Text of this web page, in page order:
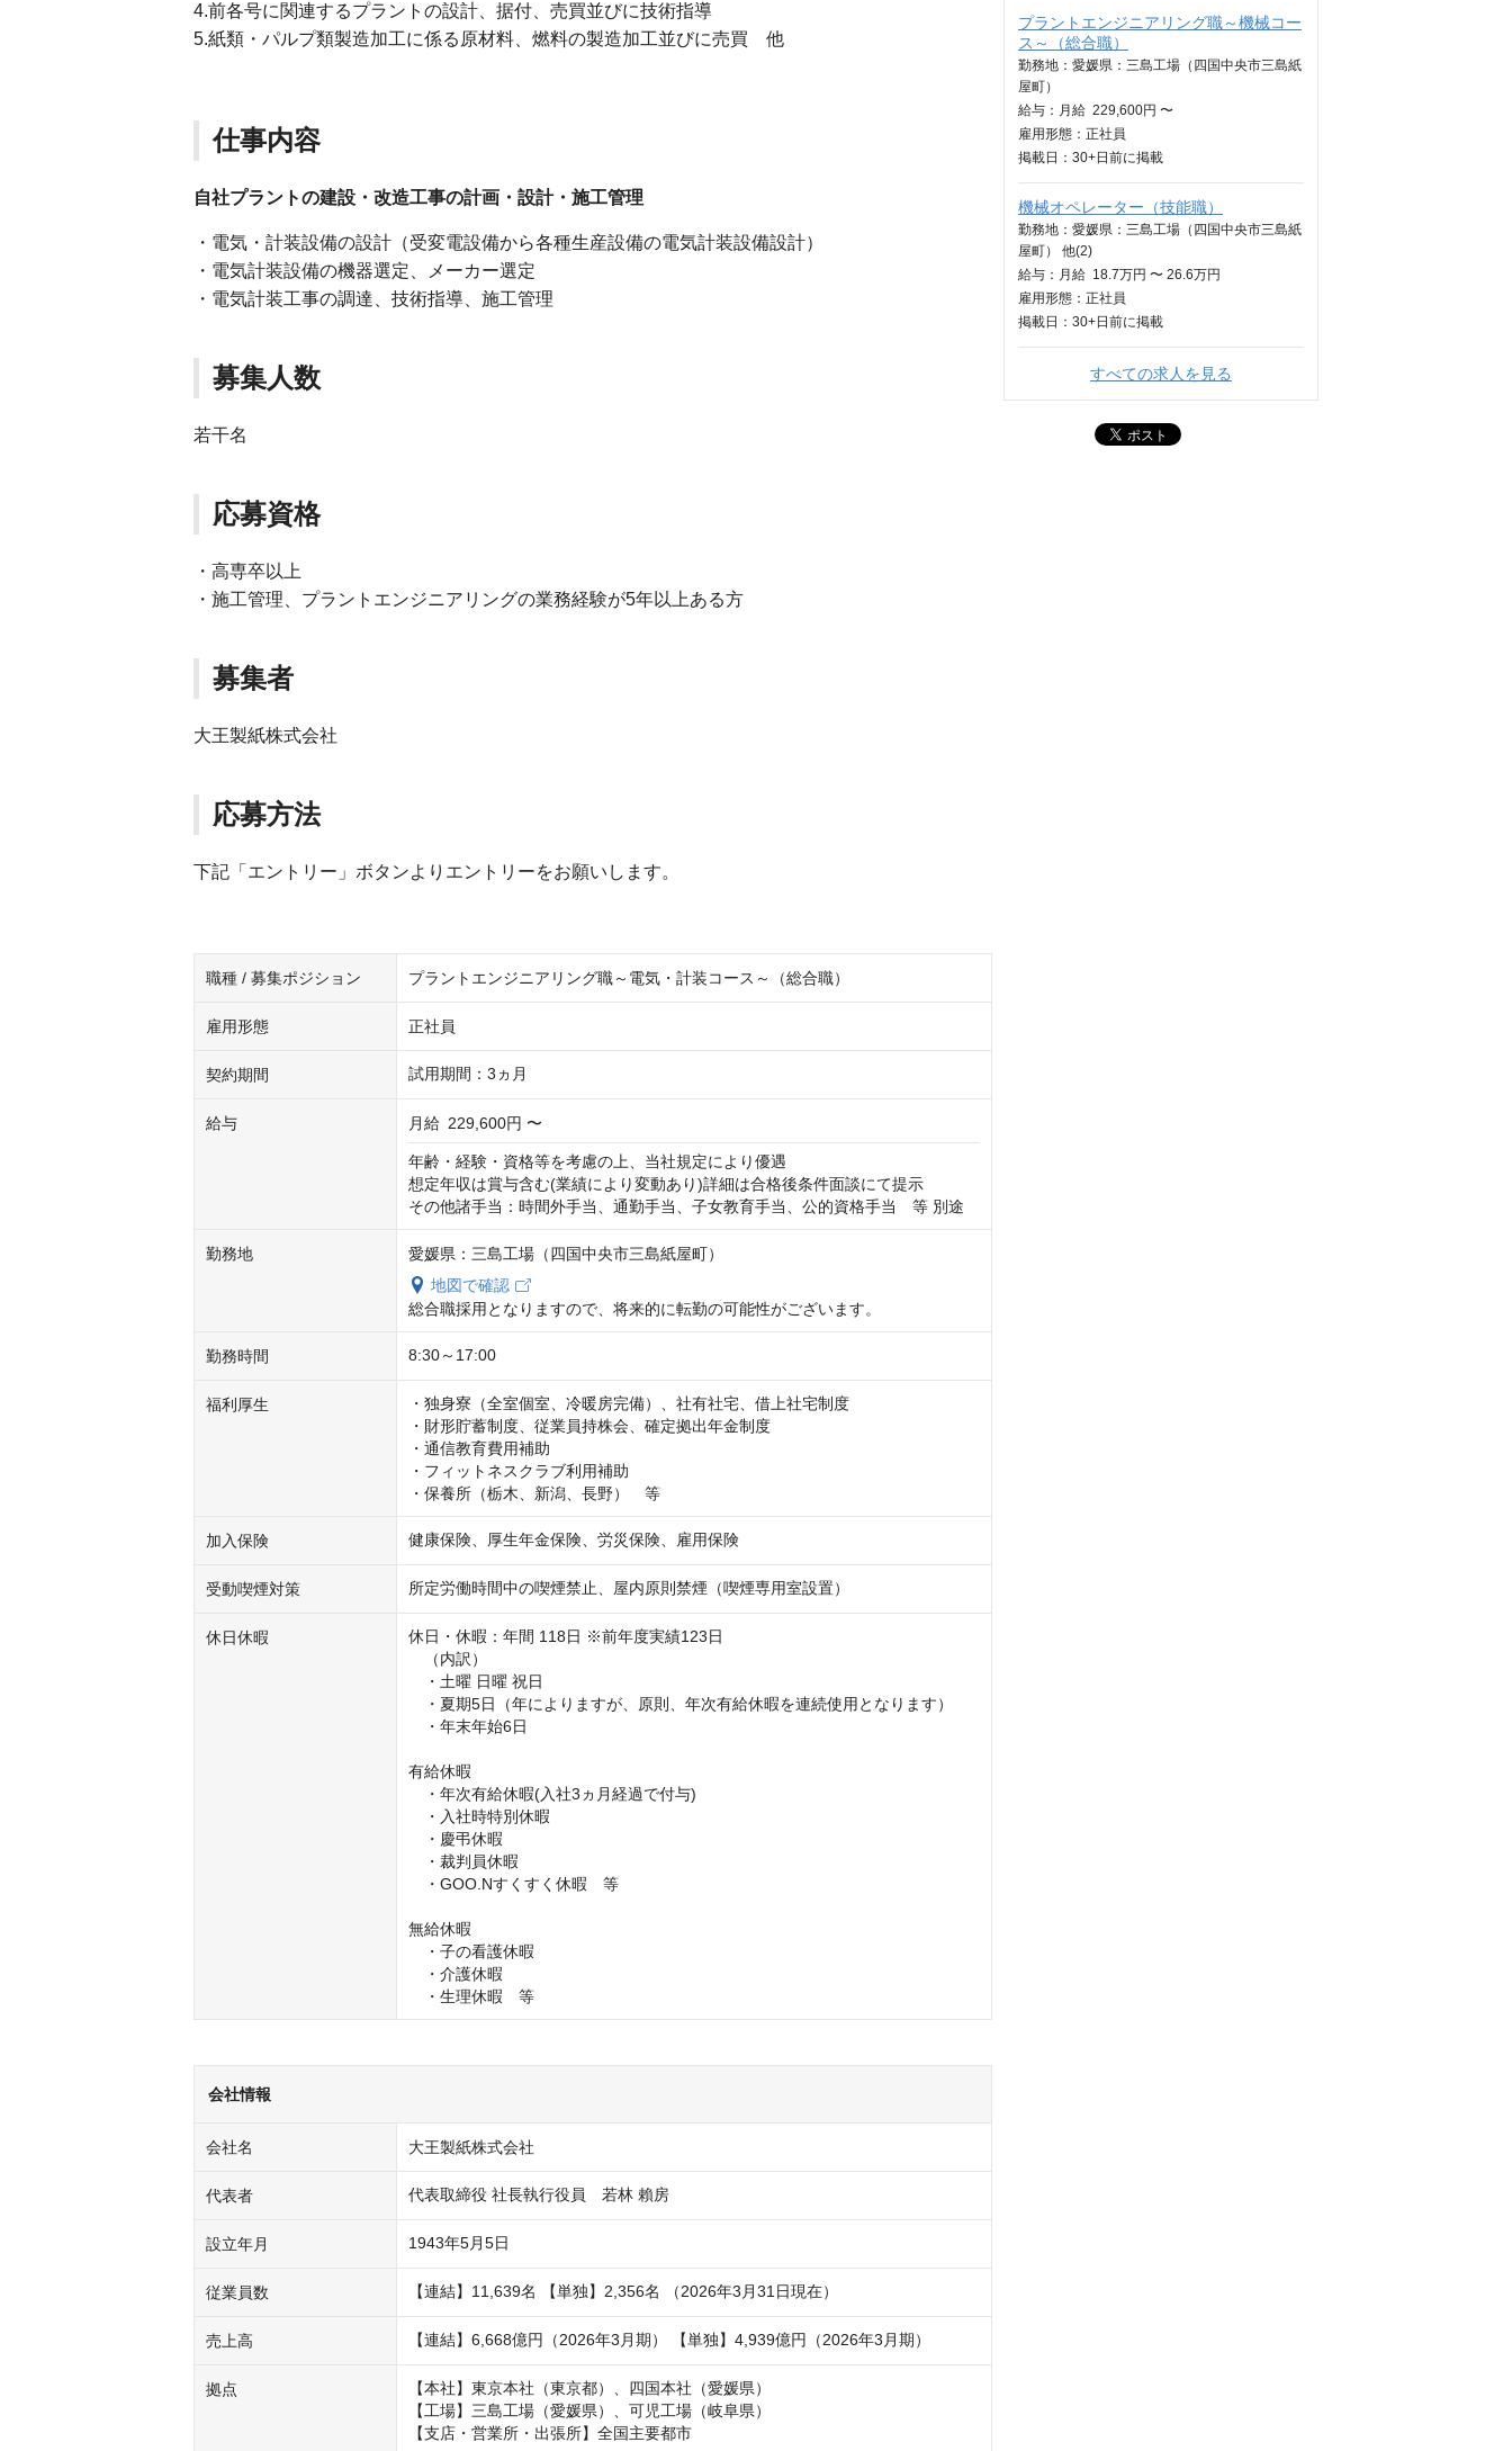
4.前各号に関連するプラントの設計、据付、売買並びに技術指導
5.紙類・パルプ類製造加工に係る原材料、燃料の製造加工並びに売買 他
仕事内容
自社プラントの建設・改造工事の計画・設計・施工管理
・電気・計装設備の設計（受変電設備から各種生産設備の電気計装設備設計）
・電気計装設備の機器選定、メーカー選定
・電気計装工事の調達、技術指導、施工管理
募集人数
若干名
応募資格
・高専卒以上
・施工管理、プラントエンジニアリングの業務経験が5年以上ある方
募集者
大王製紙株式会社
応募方法
下記「エントリー」ボタンよりエントリーをお願いします。
職種 / 募集ポジション プラントエンジニアリング職～電気・計装コース～（総合職）
雇用形態 正社員
契約期間 試用期間：3ヵ月
給与 月給 229,600円 〜
年齢・経験・資格等を考慮の上、当社規定により優遇
想定年収は賞与含む(業績により変動あり)詳細は合格後条件面談にて提示
その他諸手当：時間外手当、通勤手当、子女教育手当、公的資格手当　等 別途
勤務地
愛媛県：三島工場（四国中央市三島紙屋町）
地図で確認
総合職採用となりますので、将来的に転勤の可能性がございます。
勤務時間 8:30～17:00
福利厚生
・独身寮（全室個室、冷暖房完備）、社有社宅、借上社宅制度
・財形貯蓄制度、従業員持株会、確定拠出年金制度
・通信教育費用補助
・フィットネスクラブ利用補助
・保養所（栃木、新潟、長野）　等
加入保険 健康保険、厚生年金保険、労災保険、雇用保険
受動喫煙対策 所定労働時間中の喫煙禁止、屋内原則禁煙（喫煙専用室設置）
休日休暇
休日・休暇：年間 118日 ※前年度実績123日
（内訳）
・土曜 日曜 祝日
・夏期5日（年によりますが、原則、年次有給休暇を連続使用となります）
・年末年始6日
有給休暇
・年次有給休暇(入社3ヵ月経過で付与)
・入社時特別休暇
・慶弔休暇
・裁判員休暇
・GOO.Nすくすく休暇　等
無給休暇
・子の看護休暇
・介護休暇
・生理休暇　等
会社情報
会社名 大王製紙株式会社
代表者 代表取締役 社長執行役員　若林 賴房
設立年月 1943年5月5日
従業員数 【連結】11,639名 【単独】2,356名 （2026年3月31日現在）
売上高 【連結】6,668億円（2026年3月期） 【単独】4,939億円（2026年3月期）
拠点
【本社】東京本社（東京都）、四国本社（愛媛県）
【工場】三島工場（愛媛県）、可児工場（岐阜県）
【支店・営業所・出張所】全国主要都市
プラントエンジニアリング職～機械コー
ス～（総合職）
勤務地：愛媛県：三島工場（四国中央市三島紙
屋町）
給与： 月給 229,600円 〜
雇用形態：正社員
掲載日： 30+日 前に掲載
機械オペレーター（技能職）
勤務地：愛媛県：三島工場（四国中央市三島紙
屋町） 他(2)
給与： 月給 18.7万円 〜 26.6万円
雇用形態：正社員
掲載日： 30+日 前に掲載
すべての求人を見る